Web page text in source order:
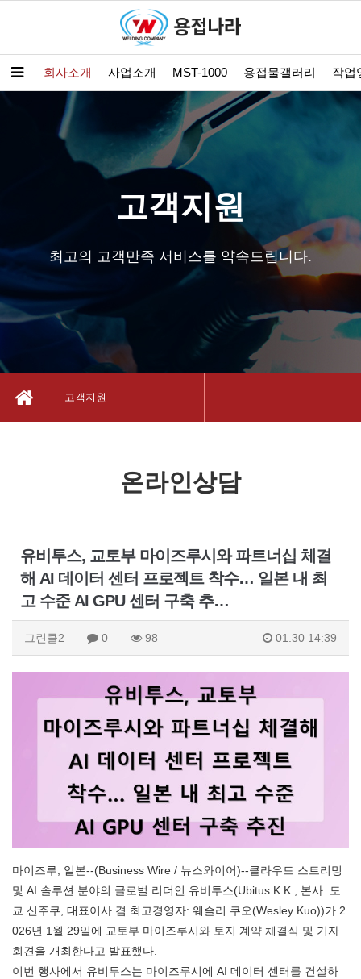
회사소개 사업소개 MST-1000 용접물갤러리 작업
고객지원
최고의 고객만족 서비스를 약속드립니다.
고객지원
온라인상담
유비투스, 교토부 마이즈루시와 파트너십 체결
해 AI 데이터 센터 프로젝트 착수… 일본 내 최
고 수준 AI GPU 센터 구축 추…
그린콜2 0 98 01.30 14:39
마이즈루, 일본--(Business Wire / 뉴스와이어)--클라우드 스트리밍
및 AI 솔루션 분야의 글로벌 리더인 유비투스(Ubitus K.K., 본사: 도
쿄 신주쿠, 대표이사 겸 최고경영자: 웨슬리 쿠오(Wesley Kuo))가 2
026년 1월 29일에 교토부 마이즈루시와 토지 계약 체결식 및 기자
회견을 개최한다고 발표했다.
이번 행사에서 유비투스는 마이즈루시에 AI 데이터 센터를 건설하